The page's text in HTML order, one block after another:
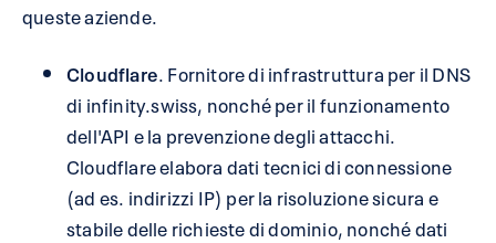
queste aziende.
Cloudflare. Fornitore di infrastruttura per il DNS
di infinity.swiss, nonché per il funzionamento
dell'API e la prevenzione degli attacchi.
Cloudflare elabora dati tecnici di connessione
(ad es. indirizzi IP) per la risoluzione sicura e
stabile delle richieste di dominio, nonché dati